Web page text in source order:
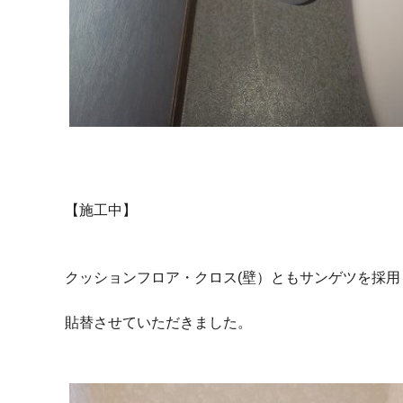
【施工中】
クッションフロア・クロス(壁）ともサンゲツを採用
貼替させていただきました。